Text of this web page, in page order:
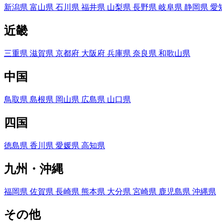
新潟県 富山県 石川県 福井県 山梨県 長野県 岐阜県 静岡県 愛
近畿
三重県 滋賀県 京都府 大阪府 兵庫県 奈良県 和歌山県
中国
鳥取県 島根県 岡山県 広島県 山口県
四国
徳島県 香川県 愛媛県 高知県
九州・沖縄
福岡県 佐賀県 長崎県 熊本県 大分県 宮崎県 鹿児島県 沖縄県
その他